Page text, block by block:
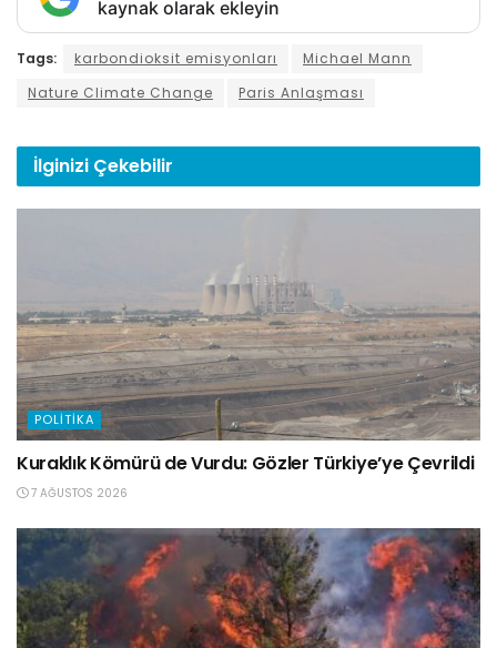
kaynak olarak ekleyin
Tags: karbondioksit emisyonları
Michael Mann
Nature Climate Change
Paris Anlaşması
İlginizi Çekebilir
POLITIKA
Kuraklık Kömürü de Vurdu: Gözler Türkiye’ye Çevrildi
7 AĞUSTOS 2026